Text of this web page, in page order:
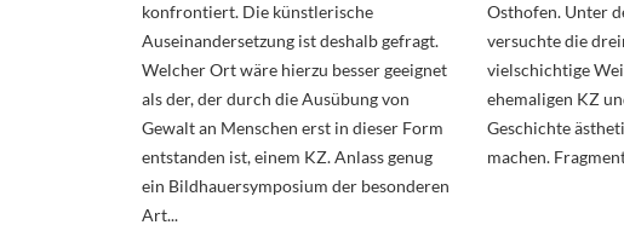
konfrontiert. Die künstlerische
Auseinandersetzung ist deshalb gefragt.
Welcher Ort wäre hierzu besser geeignet
als der, der durch die Ausübung von
Gewalt an Menschen erst in dieser Form
entstanden ist, einem KZ. Anlass genug
ein Bildhauersymposium der besonderen
Art...
Osthofen. Unter
versuchte die
vielschichtige
ehemaligen KZ
Geschichte
machen.